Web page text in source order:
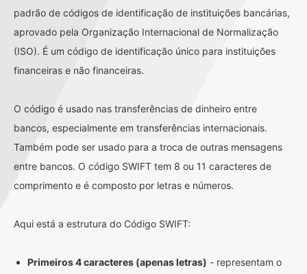
padrão de códigos de identificação de instituições bancárias,
aprovado pela Organização Internacional de Normalização
(ISO). É um código de identificação único para instituições
financeiras e não financeiras.
O código é usado nas transferências de dinheiro entre
bancos, especialmente em transferências internacionais.
Também pode ser usado para a troca de outras mensagens
entre bancos. O código SWIFT tem 8 ou 11 caracteres de
comprimento e é composto por letras e números.
Aqui está a estrutura do Código SWIFT:
Primeiros 4 caracteres (apenas letras) - representam o